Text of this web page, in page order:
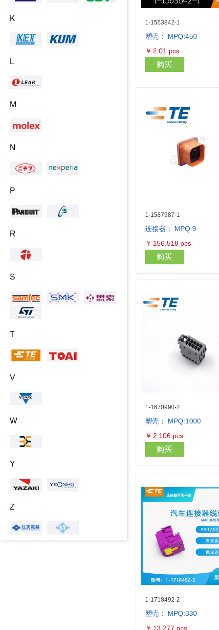
K
L
M
N
P
R
S
T
V
W
Y
Z
1-1563842-1
塑壳； MPQ:450
￥ 2.01 pcs
购买
1-1587987-1
连接器； MPQ:9
￥ 156.518 pcs
购买
1-1670990-2
塑壳； MPQ:1000
￥ 2.106 pcs
购买
1-1718492-2
塑壳； MPQ:330
￥ 13.277 pcs